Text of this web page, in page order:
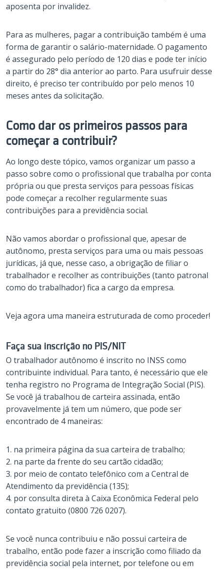
aposenta por invalidez.
Para as mulheres, pagar a contribuição também é uma
forma de garantir o salário-maternidade. O pagamento
é assegurado pelo período de 120 dias e pode ter início
a partir do 28° dia anterior ao parto. Para usufruir desse
direito, é preciso ter contribuído por pelo menos 10
meses antes da solicitação.
Como dar os primeiros passos para
começar a contribuir?
Ao longo deste tópico, vamos organizar um passo a
passo sobre como o profissional que trabalha por conta
própria ou que presta serviços para pessoas físicas
pode começar a recolher regularmente suas
contribuições para a previdência social.
Não vamos abordar o profissional que, apesar de
autônomo, presta serviços para uma ou mais pessoas
jurídicas, já que, nesse caso, a obrigação de filiar o
trabalhador e recolher as contribuições (tanto patronal
como do trabalhador) fica a cargo da empresa.
Veja agora uma maneira estruturada de como proceder!
Faça sua inscrição no PIS/NIT
O trabalhador autônomo é inscrito no INSS como
contribuinte individual. Para tanto, é necessário que ele
tenha registro no Programa de Integração Social (PIS).
Se você já trabalhou de carteira assinada, então
provavelmente já tem um número, que pode ser
encontrado de 4 maneiras:
1. na primeira página da sua carteira de trabalho;
2. na parte da frente do seu cartão cidadão;
3. por meio de contato telefônico com a Central de
Atendimento da previdência (135);
4. por consulta direta à Caixa Econômica Federal pelo
contato gratuito (0800 726 0207).
Se você nunca contribuiu e não possui carteira de
trabalho, então pode fazer a inscrição como filiado da
previdência social pela internet, por telefone ou em